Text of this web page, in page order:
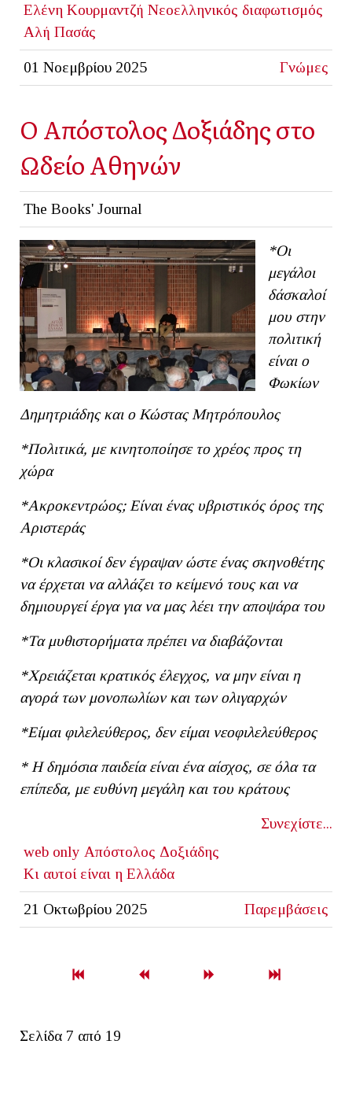
Ελένη Κουρμαντζή Νεοελληνικός διαφωτισμός
Αλή Πασάς
01 Νοεμβρίου 2025 Γνώμες
Ο Απόστολος Δοξιάδης στο
Ωδείο Αθηνών
The Books' Journal
*Οι
μεγάλοι
δάσκαλοί
μου στην
πολιτική
είναι ο
Φωκίων
Δημητριάδης και ο Κώστας Μητρόπουλος
*Πολιτικά, με κινητοποίησε το χρέος προς τη
χώρα
*Ακροκεντρώος; Είναι ένας υβριστικός όρος της
Αριστεράς
*Οι κλασικοί δεν έγραψαν ώστε ένας σκηνοθέτης
να έρχεται να αλλάζει το κείμενό τους και να
δημιουργεί έργα για να μας λέει την αποψάρα του
*Τα μυθιστορήματα πρέπει να διαβάζονται
*Χρειάζεται κρατικός έλεγχος, να μην είναι η
αγορά των μονοπωλίων και των ολιγαρχών
*Είμαι φιλελεύθερος, δεν είμαι νεοφιλελεύθερος
*Η δημόσια παιδεία είναι ένα αίσχος, σε όλα τα
επίπεδα, με ευθύνη μεγάλη και του κράτους
Συνεχίστε...
web only Aπόστολος Δοξιάδης
Κι αυτοί είναι η Ελλάδα
21 Οκτωβρίου 2025 Παρεμβάσεις
Σελίδα 7 από 19